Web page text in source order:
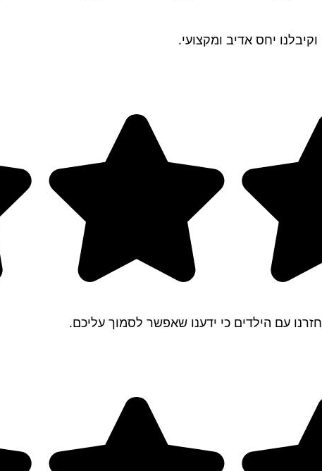
יחס אדיב ומקצועי.
עם הילדים כי ידענו שאפשר לסמוך עליכם.